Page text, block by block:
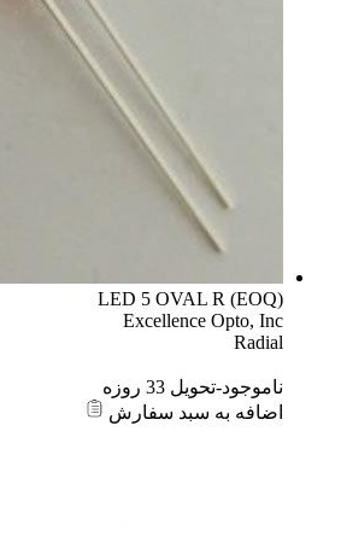
LED 5 OVAL R (EOQ)
Excellence Opto, Inc
Radial
ناموجود-تحویل 33 روزه
اضافه به سبد سفارش